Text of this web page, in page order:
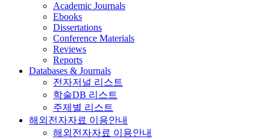
Academic Journals
Ebooks
Dissertations
Conference Materials
Reviews
Reports
Databases & Journals
전자저널 리스트
학술DB 리스트
주제별 리스트
해외전자자료 이용안내
해외전자자료 이용안내